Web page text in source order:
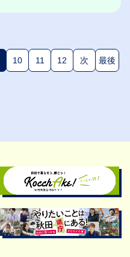
在のページ)
10 11 12 次 最後